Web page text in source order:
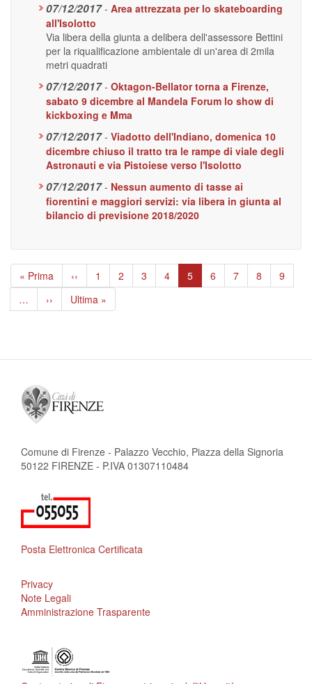
07/12/2017 - Area attrezzata per lo skateboarding
all'Isolotto
Via libera della giunta a delibera dell'assessore Bettini
per la riqualificazione ambientale di un'area di 2mila
metri quadrati
07/12/2017 - Oktagon-Bellator torna a Firenze,
sabato 9 dicembre al Mandela Forum lo show di
kickboxing e Mma
07/12/2017 - Viadotto dell'Indiano, domenica 10
dicembre chiuso il tratto tra le rampe di viale degli
Astronauti e via Pistoiese verso l'Isolotto
07/12/2017 - Nessun aumento di tasse ai
fiorentini e maggiori servizi: via libera in giunta al
bilancio di previsione 2018/2020
Paginazione
Prima
pagina
« Prima
Pagina
precedente
‹‹ Page
1 Page
2 Page
3 Page
4
Pagina
attuale
5 Page
6 Page
7 Page
8 Page
9
…
Pagina
successiva
››
Ultima
pagina
Ultima »
Comune di Firenze - Palazzo Vecchio, Piazza della Signoria
50122 FIRENZE - P.IVA 01307110484
Posta Elettronica Certificata
Privacy
Note Legali
Amministrazione Trasparente